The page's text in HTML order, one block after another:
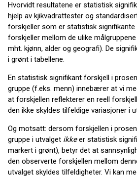
Hvorvidt resultatene er statistisk
hjelp av kjikvadrattester og
forskjeller som er statistisk signifikante
forskjeller mellom de ulike
mht. kjønn, alder og geografi). De
i grønt i tabellene.
En statistisk signifikant forskjell i
gruppe (f.eks. menn) innebærer at vi
at forskjellen reflekterer en reell
den ikke skyldes tilfeldige variasjoner i
Og motsatt: dersom forskjellen i
gruppe i utvalget ikkeer statistisk
markert i grønt), betyr det at
den observerte forskjellen mellom
utvalget skyldes tilfeldigheter. Vi kan